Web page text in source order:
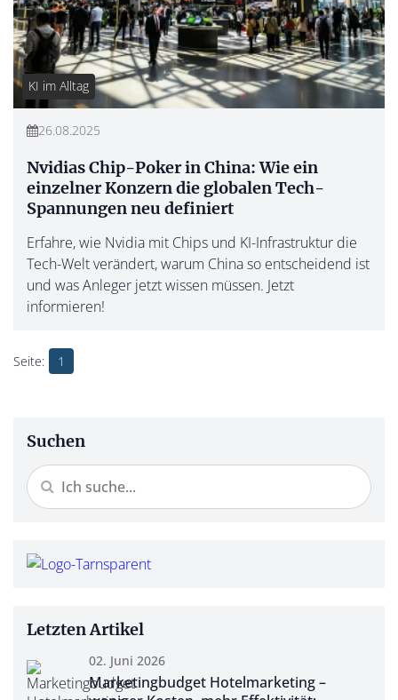
KI im Alltag
26.08.2025
Nvidias Chip-Poker in China: Wie ein
einzelner Konzern die globalen Tech-
Spannungen neu definiert
Erfahre, wie Nvidia mit Chips und KI-Infrastruktur die
Tech-Welt verändert, warum China so entscheidend ist
und was Anleger jetzt wissen müssen. Jetzt
informieren!
1
Suchen
Letzten Artikel
02. Juni 2026
Marketingbudget Hotelmarketing –